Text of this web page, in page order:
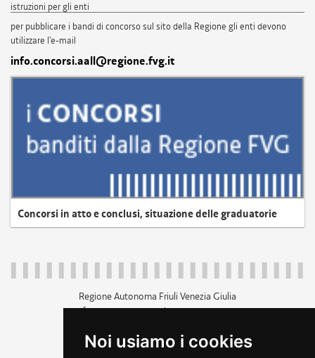
Noi usiamo i cookies
istruzioni per gli enti
per pubblicare i bandi di concorso sul sito della Regione gli enti devono
utilizzare l'e-mail
info.concorsi.aall@regione.fvg.it
Concorsi in atto e conclusi, situazione delle graduatorie
Regione Autonoma Friuli Venezia Giulia
c.f. 80014930327; p.iva 00526040324
+39 040 3771111